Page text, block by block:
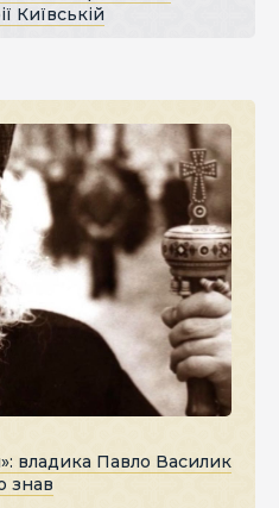
Київській
владика Павло Василик
знав